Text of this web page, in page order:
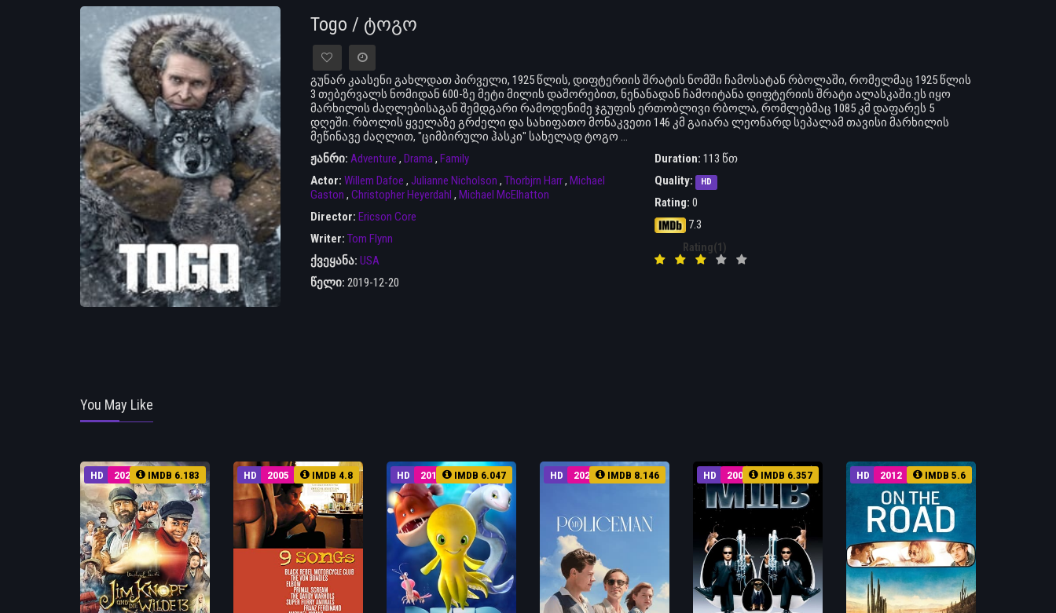
Togo / ტოგო
გუნარ კაასენი გახლდათ პირველი, 1925 წლის, დიფტერიის შრატის ნომში ჩამოსატან რბოლაში, რომელმაც 1925 წლის
3 თებერვალს ნომიდან 600-ზე მეტი მილის დაშორებით, ნენანადან ჩამოიტანა დიფტერიის შრატი ალასკაში.ეს იყო
მარხილის ძაღლებისაგან შემდგარი რამოდენიმე ჯგუფის ერთობლივი რბოლა, რომლებმაც 1085 კმ დაფარეს 5
დღეში. რბოლის ყველაზე გრძელი და სახიფათო მონაკვეთი 146 კმ გაიარა ლეონარდ სეპალამ თავისი მარხილის
მეწინავე ძაღლით, "ციმბირული ჰასკი" სახელად ტოგო ...
ჟანრი: Adventure , Drama, Family
Actor: Willem Dafoe , Julianne Nicholson , Thorbjrn Harr, Michael
Gaston , Christopher Heyerdahl , Michael McElhatton
Director: Ericson Core
Writer: Tom Flynn
ქვეყანა: USA
წელი: 2019-12-20
Duration: 113 წთ
Quality:
HD
Rating: 0
7.3
Rating(1)
You May Like
HD 2020 IMDB 6.183 HD 2005 IMDB 4.8 HD 2017 IMDB 6.047 HD 2022 IMDB 8.146 HD 2002 IMDB 6.357 HD 2012 IMDB 5.6